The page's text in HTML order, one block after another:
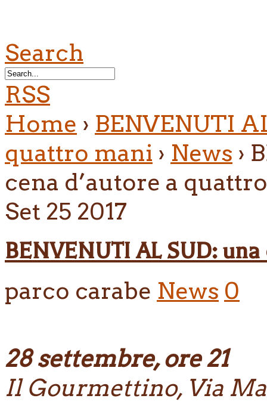
Search
RSS
Home › BENVENUTI
quattro mani › News ›
cena d’autore a
Set 25 2017
BENVENUTI AL SUD:
parco carabe News 0
28 settembre, ore 21
Il Gourmettino, Via